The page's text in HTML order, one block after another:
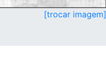
[trocar imagem]